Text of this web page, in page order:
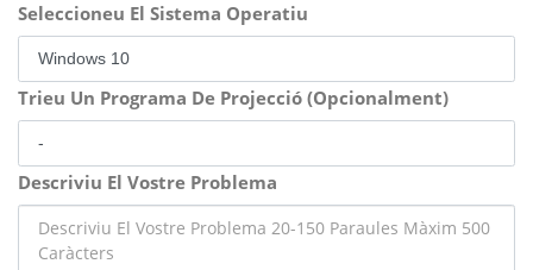
Seleccioneu El Sistema Operatiu
Trieu Un Programa De Projecció (Opcionalment)
Descriviu El Vostre Problema